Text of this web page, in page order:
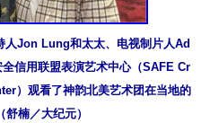
人Jon Lung和太太、电视制片人Ad
信用联盟表演艺术中心（SAFE Cr
）观看了神韵北美艺术团在当地的
楠／大纪元）